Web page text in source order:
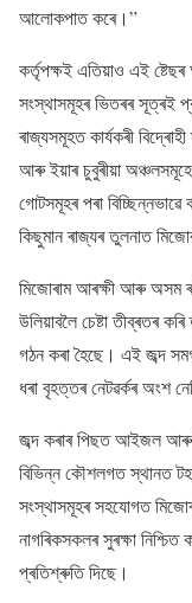
আলোকপাত কৰে।”
কৰ্তৃপক্ষই এতিয়াও এই
সংস্থাসমূহৰ ভিতৰৰ সূত্ৰই
ৰাজ্যসমূহত কাৰ্যকৰী
আৰু ইয়াৰ চুবুৰীয়া অঞ্চলসমূহে
গোটসমূহৰ পৰা
কিছুমান ৰাজ্যৰ তুলনাত
মিজোৰাম আৰক্ষী আৰু অসম
উলিয়াবলৈ চেষ্টা তীব্ৰতৰ
গঠন কৰা হৈছে। এই জব্দ
ধৰা বৃহত্তৰ নেটৱৰ্কৰ অংশ
জব্দ কৰাৰ পিছত আইজল আৰু
বিভিন্ন কৌশলগত স্থানত
সংস্থাসমূহৰ সহযোগত
নাগৰিকসকলৰ সুৰক্ষা
প্ৰতিশ্ৰুতি দিছে।